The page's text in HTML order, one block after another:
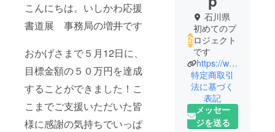
こんにちは。いしかわ応援
書道展 事務局の増井です
おかげさまで５月12日に、
目標金額の５０万円を達成
することができました！こ
こまでご支援いただいた皆
様に感謝の気持ちでいっぱ
石川県
初めてのプ
ロジェクト
です
https://www.instagram.com/ishikawa_ouen_shodoten/
特定商取引
法に基づく
表記
メッセー
ジを送る